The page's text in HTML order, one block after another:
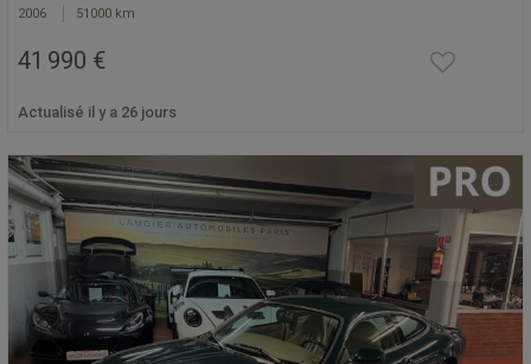
2006 51000 km
41 990 €
Actualisé il y a 26 jours